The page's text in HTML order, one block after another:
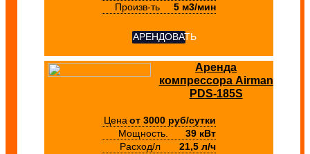
Произв-ть
5 м3/мин
АРЕНДОВАТЬ
Аренда
компрессора Airman
PDS-185S
Цена от 3000 руб/сутки
Мощность.
39 кВт
Расход/л
21,5 л/ч